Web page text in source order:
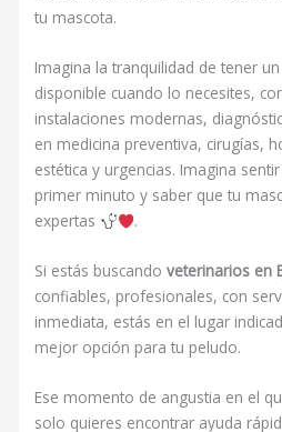
tu mascota.
Imagina la tranquilidad de tener
disponible cuando lo necesites,
instalaciones modernas,
en medicina preventiva, cirugías,
estética y urgencias. Imagina
primer minuto y saber que tu
expertas
.
Si estás buscandoveterinarios en
confiables, profesionales, con
inmediata, estás en el lugar
mejor opción para tu peludo.
Ese momento de angustia en el
solo quieres encontrar ayuda